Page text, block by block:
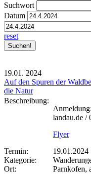
Suchwort
Datum
reset
19.01. 2024
Auf den Spuren der
die Natur
Beschreibung:
landau.de /
Flyer
Termin:
Kategorie:
Ort:
Parnkofen,